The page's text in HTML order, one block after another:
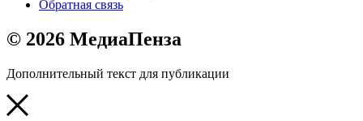
Обратная связь
© 2026 МедиаПенза
Дополнительный текст для публикации